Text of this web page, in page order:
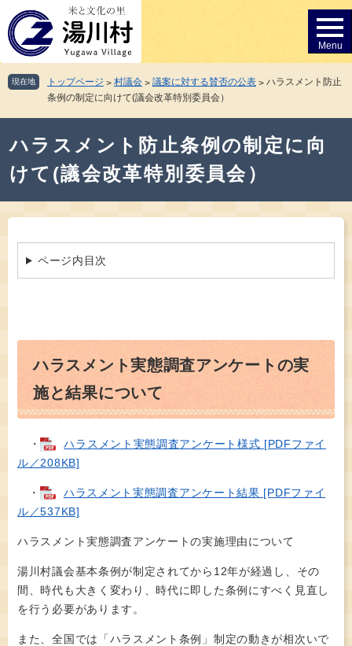
ー
ジ
先
頭
ニ
ュ
を
飛
文
現在地 トップページ > 村議会 > 議案に対する賛否の公表 > ハラスメント防止
条例の制定に向けて(議会改革特別委員会）
ハラスメント防止条例の制定に向
けて(議会改革特別委員会）
ページ内目次
ハラスメント実態調査アンケートの実
施と結果について
・
ハラスメント実態調査アンケート様式 [PDFファイ
ル／208KB]
・
ハラスメント実態調査アンケート結果 [PDFファイ
ル／537KB]
ハラスメント実態調査アンケートの実施理由について
湯川村議会基本条例が制定されてから12年が経過し、その
間、時代も大きく変わり、時代に即した条例にすべく見直し
を行う必要があります。
また、全国では「ハラスメント条例」制定の動きが相次いで